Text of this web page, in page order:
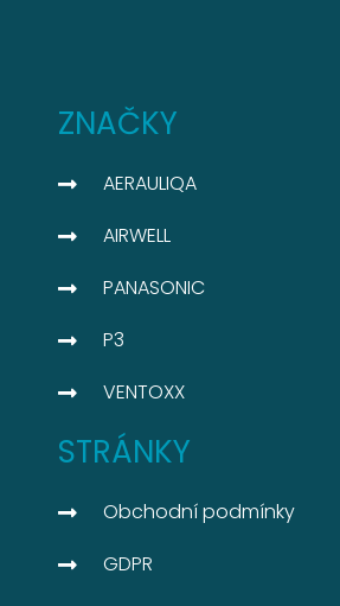
ZNAČKY
AERAULIQA
AIRWELL
PANASONIC
P3
VENTOXX
STRÁNKY
Obchodní podmínky
GDPR